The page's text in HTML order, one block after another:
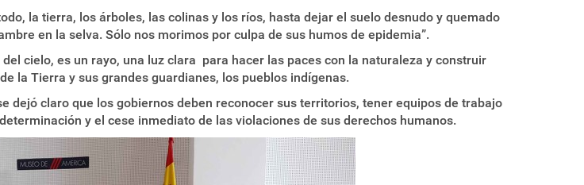
la tierra, los árboles, las colinas y los ríos, hasta dejar el suelo desnudo y quemado
en la selva. Sólo nos morimos por culpa de sus humos de epidemia”.
cielo, es un rayo, una luz clara para hacer las paces con la naturaleza y construir
la Tierra y sus grandes guardianes, los pueblos indígenas.
dejó claro que los gobiernos deben reconocer sus territorios, tener equipos de trabajo
y el cese inmediato de las violaciones de sus derechos humanos.